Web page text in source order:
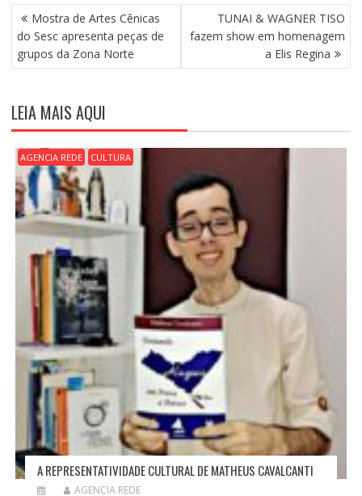
N
A
V
E
A
Ç
Ã
O
D
E
P
O
Mostra de Artes Cênicas
do Sesc apresenta peças de
grupos da Zona Norte
TUNAI & WAGNER TISO
fazem show em homenagem
a Elis Regina
LEIA MAIS AQUI
AGENCIA REDE CULTURA
A REPRESENTATIVIDADE CULTURAL DE MATHEUS CAVALCANTI
AGENCIA REDE